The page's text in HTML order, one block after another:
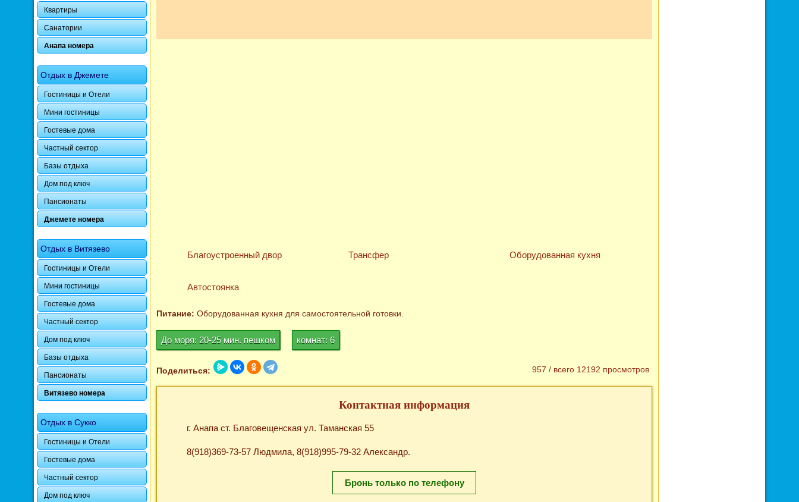
Квартиры
Санатории
Анапа номера
Отдых в Джемете
Гостиницы и Отели
Мини гостиницы
Гостевые дома
Частный сектор
Базы отдыха
Дом под ключ
Пансионаты
Джемете номера
Отдых в Витязево
Гостиницы и Отели
Мини гостиницы
Гостевые дома
Частный сектор
Дом под ключ
Базы отдыха
Пансионаты
Витязево номера
Отдых в Сукко
Гостиницы и Отели
Гостевые дома
Частный сектор
Дом под ключ
Благоустроенный двор Трансфер Оборудованная кухня
Автостоянка
Питание: Оборудованная кухня для самостоятельной готовки.
До моря: 20-25 мин. пешком комнат: 6
Поделиться: 957 / всего 12192 просмотров
Контактная информация
г. Анапа ст. Благовещенская ул. Таманская 55
8(918)369-73-57 Людмила, 8(918)995-79-32 Александр.
Бронь только по телефону